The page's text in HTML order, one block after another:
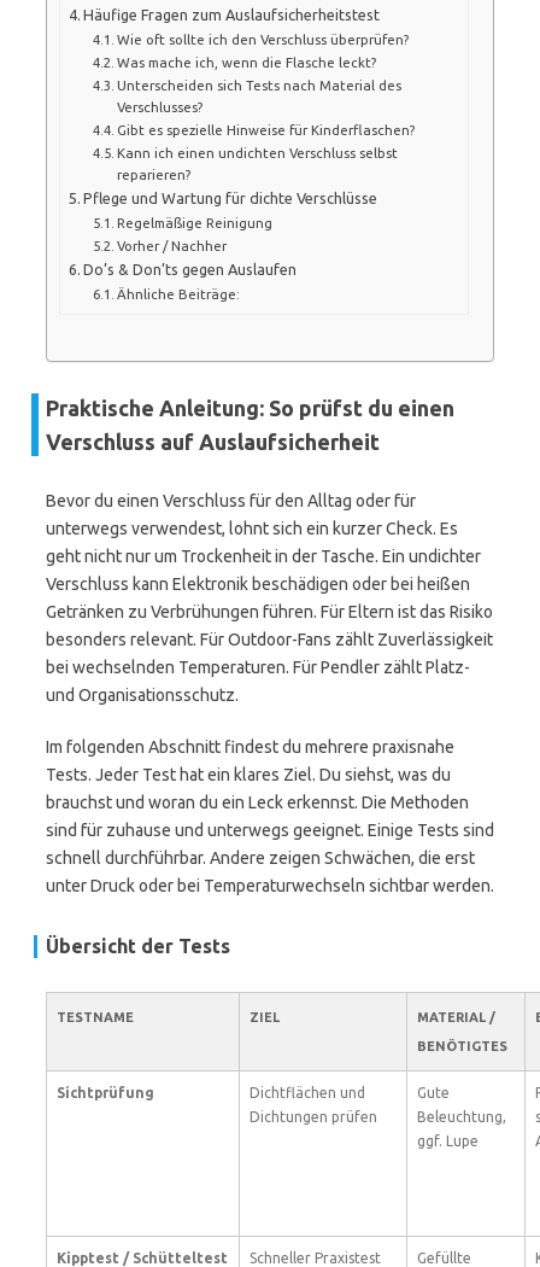
Häufige Fragen zum Auslaufsicherheitstest
Wie oft sollte ich den Verschluss überprüfen?
Was mache ich, wenn die Flasche leckt?
Unterscheiden sich Tests nach Material des
Verschlusses?
Gibt es spezielle Hinweise für Kinderflaschen?
Kann ich einen undichten Verschluss selbst
reparieren?
Pflege und Wartung für dichte Verschlüsse
Regelmäßige Reinigung
Vorher / Nachher
Do’s & Don’ts gegen Auslaufen
Ähnliche Beiträge:
Praktische Anleitung: So prüfst du einen
Verschluss auf Auslaufsicherheit
Bevor du einen Verschluss für den Alltag oder für
unterwegs verwendest, lohnt sich ein kurzer Check. Es
geht nicht nur um Trockenheit in der Tasche. Ein undichter
Verschluss kann Elektronik beschädigen oder bei heißen
Getränken zu Verbrühungen führen. Für Eltern ist das Risiko
besonders relevant. Für Outdoor-Fans zählt Zuverlässigkeit
bei wechselnden Temperaturen. Für Pendler zählt Platz-
und Organisationsschutz.
Im folgenden Abschnitt findest du mehrere praxisnahe
Tests. Jeder Test hat ein klares Ziel. Du siehst, was du
brauchst und woran du ein Leck erkennst. Die Methoden
sind für zuhause und unterwegs geeignet. Einige Tests sind
schnell durchführbar. Andere zeigen Schwächen, die erst
unter Druck oder bei Temperaturwechseln sichtbar werden.
Übersicht der Tests
TESTNAME ZIEL
MATERIAL /
BENÖTIGTES
Sichtprüfung
Dichtflächen und
Dichtungen prüfen
Gute
Beleuchtung,
ggf. Lupe
Kipptest / Schütteltest
Schneller Praxistest
Gefüllte